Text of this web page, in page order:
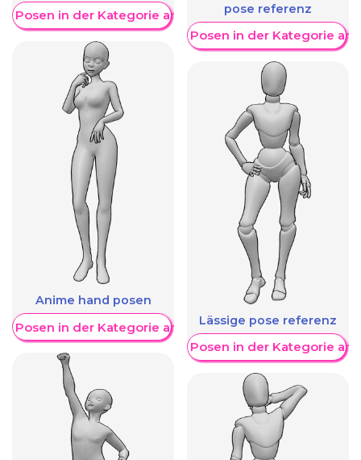
Posen in der Kategorie anzeigen
Anime hand posen
Posen in der Kategorie anzeigen
pose referenz
Weitere Posen in der Kategorie
Lässige pose referenz
Weitere Posen in der Kategorie